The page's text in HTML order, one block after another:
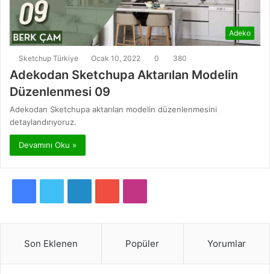
Adeko
Sketchup Türkiye Ocak 10, 2022 0 380
Adekodan Sketchupa Aktarılan Modelin
Düzenlenmesi 09
Adekodan Sketchupa aktarılan modelin düzenlenmesini
detaylandırıyoruz.
Devamını Oku »
c
e
i
t
k
T
s
t
Son Eklenen Popüler Yorumlar